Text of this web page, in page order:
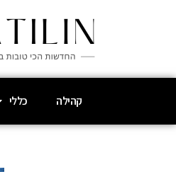
קהילה כללי